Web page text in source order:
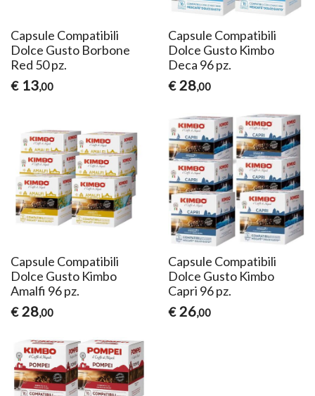
Capsule Compatibili
Dolce Gusto Borbone
Red 50 pz.
€ 13,00
Capsule Compatibili
Dolce Gusto Kimbo
Deca 96 pz.
€ 28,00
Capsule Compatibili
Dolce Gusto Kimbo
Amalfi 96 pz.
€ 28,00
Capsule Compatibili
Dolce Gusto Kimbo
Capri 96 pz.
€ 26,00